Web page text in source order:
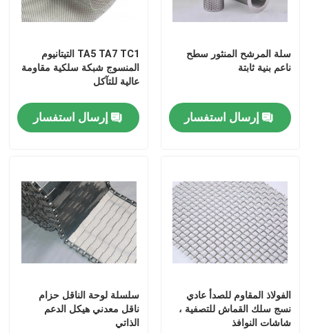
سلة المرشح المنثور سطح
ناعم بنية ثابتة
إرسال استفسار
TA5 TA7 TC1 التيتانيوم
المنسوج شبكة سلكية مقاومة
عالية للتآكل
إرسال استفسار
الفولاذ المقاوم للصدأ عادي
نسج سلك القماش للتصفية ،
شاشات النوافذ
سلسلة لوحة الناقل حزام
ناقل معدني هيكل الدعم
الذاتي